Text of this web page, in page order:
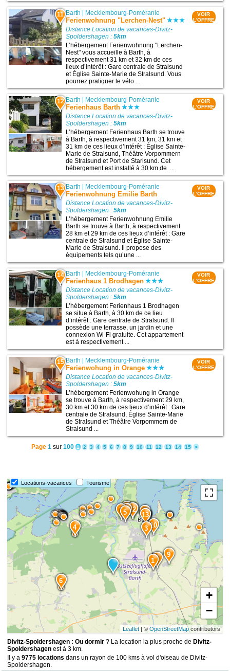
11 Barth | Mecklembourg-Poméranie
Ferienwohnung "Lerchen-Nest"
Distance Location de vacances-Divitz-
Spoldershagen :5km
L’hébergement Ferienwohnung "Lerchen-
Nest" vous accueille à Barth, à
respectivement 31 km et 32 km de ces
lieux d’intérêt : Gare centrale de Stralsund
et Église Sainte-Marie de Stralsund. Vous
pourrez pratiquer le vélo ...
VOIR
L'OFFRE
12 Barth | Mecklembourg-Poméranie
Ferienhaus Barth
Distance Location de vacances-Divitz-
Spoldershagen :5km
L’hébergement Ferienhaus Barth se trouve
à Barth, à respectivement 31 km, 31 km et
31 km de ces lieux d’intérêt : Église Sainte-
Marie de Stralsund, Théâtre Vorpommern
de Stralsund et Port de Starlsund. Cet
hébergement est installé à 30 km de ...
VOIR
L'OFFRE
13 Barth Mecklembourg-Poméranie
Ferienwohnung Emilie Barth
Distance Location de vacances-Divitz-
Spoldershagen :5km
L’hébergement Ferienwohnung Emilie
Barth se trouve à Barth, à respectivement
28 km et 29 km de ces lieux d’intérêt : Gare
centrale de Stralsund et Église Sainte-
Marie de Stralsund. Il propose des
équipements tels qu’une ...
VOIR
L'OFFRE
14 Barth Mecklembourg-Poméranie
Ferienhaus 1 Brodhagen
Distance Location de vacances-Divitz-
Spoldershagen :5km
L’hébergement Ferienhaus 1 Brodhagen
se situe à Barth, à 30 km de ce lieu
d’intérêt : Gare centrale de Stralsund. Il
possède une terrasse, un jardin et une
connexion Wi-Fi gratuite. Cet appartement
est à respectivement ...
VOIR
L'OFFRE
15 Barth Mecklembourg-Poméranie
Ferienwohung in Orange
Distance Location de vacances-Divitz-
Spoldershagen :5km
L’hébergement Ferienwohung in Orange
se trouve à Barth, à respectivement 29 km,
30 km et 30 km de ces lieux d’intérêt : Gare
centrale de Stralsund, Église Sainte-Marie
de Stralsund et Théâtre Vorpommern de
Stralsund ...
VOIR
L'OFFRE
Page 1 sur 100 1 2 3 4 5 6 7 8 9 10 11 12 13 14 15 >
Locations-vacances Tourisme
15
14
13
12
11
10
9
8
7
6
5
4
3
2
1
+
−
Leaflet| © OpenStreetMapcontributors
Divitz-Spoldershagen : Ou dormir ? La location la plus proche de Divitz-
Spoldershagen est à 3 km.
Il y a9775 locations dans un rayon de 100 kms à vol d'oiseau de Divitz-
Spoldershagen.